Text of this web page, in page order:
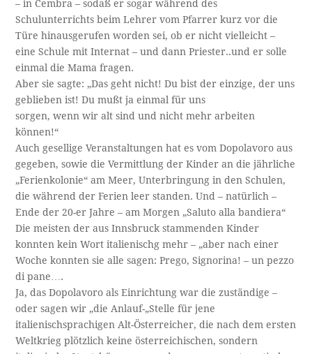
– in Cembra – sodaß er sogar während des
Schulunterrichts beim Lehrer vom Pfarrer kurz vor die
Türe hinausgerufen worden sei, ob er nicht vielleicht –
eine Schule mit Internat – und dann Priester..und er solle
einmal die Mama fragen.
Aber sie sagte: „Das geht nicht! Du bist der einzige, der uns
geblieben ist! Du mußt ja einmal für uns
sorgen, wenn wir alt sind und nicht mehr arbeiten
können!“
Auch gesellige Veranstaltungen hat es vom Dopolavoro aus
gegeben, sowie die Vermittlung der Kinder an die jährliche
„Ferienkolonie“ am Meer, Unterbringung in den Schulen,
die während der Ferien leer standen. Und – natürlich –
Ende der 20-er Jahre – am Morgen „Saluto alla bandiera“
Die meisten der aus Innsbruck stammenden Kinder
konnten kein Wort italienischg mehr – „aber nach einer
Woche konnten sie alle sagen: Prego, Signorina! – un pezzo
di pane….
Ja, das Dopolavoro als Einrichtung war die zuständige –
oder sagen wir „die Anlauf-„Stelle für jene
italienischsprachigen Alt-Österreicher, die nach dem ersten
Weltkrieg plötzlich keine österreichischen, sondern